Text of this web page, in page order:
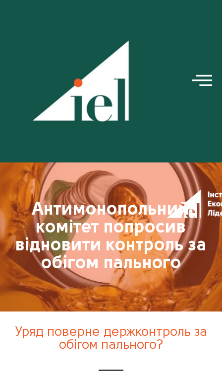
Антимонопольний
комітет попросив
відновити контроль за
обігом пального
Уряд поверне держконтроль за
обігом пального?